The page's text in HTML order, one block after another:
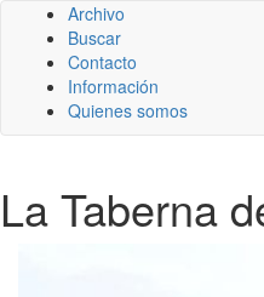
Archivo
Buscar
Contacto
Información
Quienes somos
La Taberna